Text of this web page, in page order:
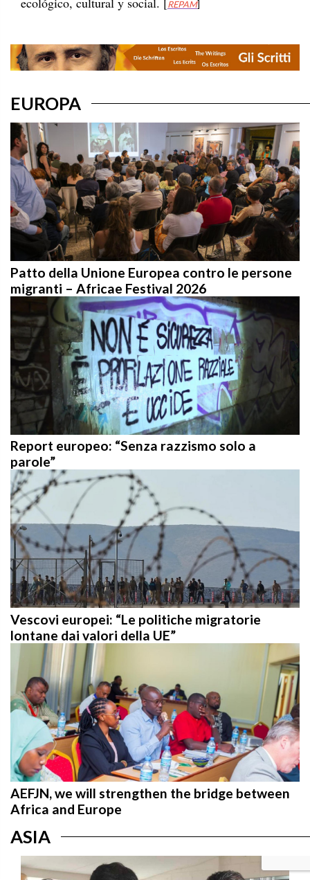
Patto della Unione Europea contro le persone
migranti – Africae Festival 2026
Report europeo: “Senza razzismo solo a
parole”
Vescovi europei: “Le politiche migratorie
lontane dai valori della UE”
AEFJN, we will strengthen the bridge between
Africa and Europe